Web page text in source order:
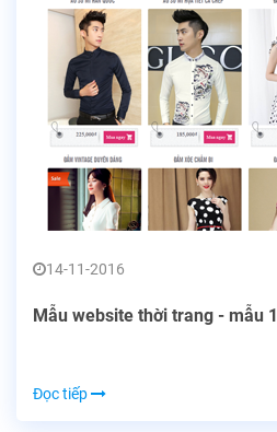
14-11-2016
Mẫu website thời trang - mẫu 1
Đọc tiếp